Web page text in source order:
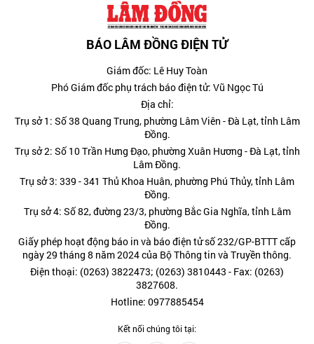
BÁO LÂM ĐỒNG ĐIỆN TỬ
Giám đốc: Lê Huy Toàn
Phó Giám đốc phụ trách báo điện tử: Vũ Ngọc Tú
Địa chỉ:
Trụ sở 1: Số 38 Quang Trung, phường Lâm Viên - Đà Lạt, tỉnh Lâm
Đồng.
Trụ sở 2: Số 10 Trần Hưng Đạo, phường Xuân Hương - Đà Lạt, tỉnh
Lâm Đồng.
Trụ sở 3: 339 - 341 Thủ Khoa Huân, phường Phú Thủy, tỉnh Lâm
Đồng.
Trụ sở 4: Số 82, đường 23/3, phường Bắc Gia Nghĩa, tỉnh Lâm
Đồng.
Giấy phép hoạt động báo in và báo điện tử số 232/GP-BTTT cấp
ngày 29 tháng 8 năm 2024 của Bộ Thông tin và Truyền thông.
Điện thoại: (0263) 3822473; (0263) 3810443 - Fax: (0263)
3827608.
Hotline: 0977885454
Kết nối chúng tôi tại: